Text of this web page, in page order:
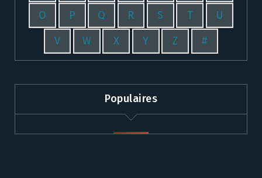
O P Q R S T U
V W X Y Z #
Populaires